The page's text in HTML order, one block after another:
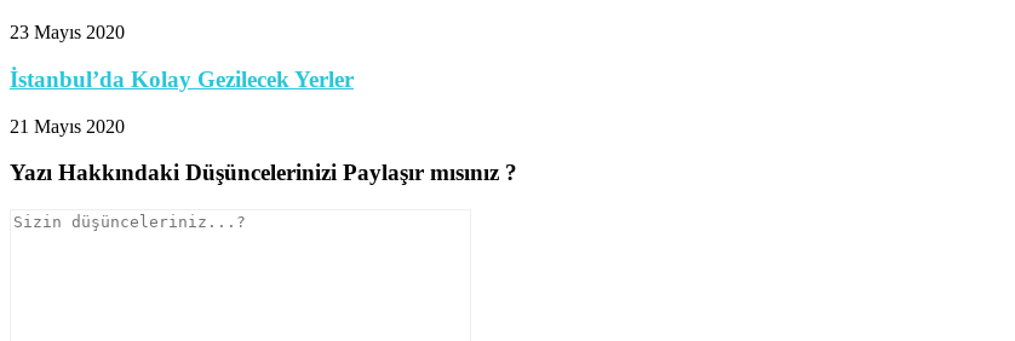
23 Mayıs 2020
İstanbul’da Kolay Gezilecek Yerler
21 Mayıs 2020
Yazı Hakkındaki Düşüncelerinizi Paylaşır mısınız ?